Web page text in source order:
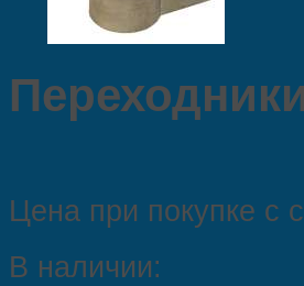
Цена при покупке с
В наличии: